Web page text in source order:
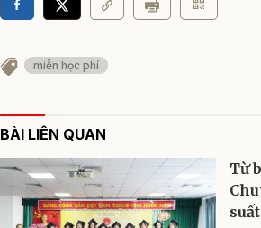
miễn học phí
BÀI LIÊN QUAN
Từ